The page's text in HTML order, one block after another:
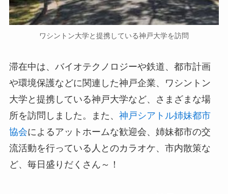
ワシントン大学と提携している神戸大学を訪問
滞在中は、バイオテクノロジーや鉄道、都市計画
や環境保護などに関連した神戸企業、ワシントン
大学と提携している神戸大学など、さまざまな場
所を訪問しました。また、 神戸シアトル姉妹都市
協会によるアットホームな歓迎会、姉妹都市の交
流活動を行っている人とのカラオケ、市内散策な
ど、毎日盛りだくさん～！